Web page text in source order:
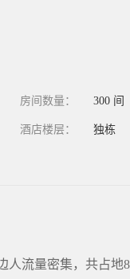
房间数量： 300 间
酒店楼层： 独栋
人流量密集，共占